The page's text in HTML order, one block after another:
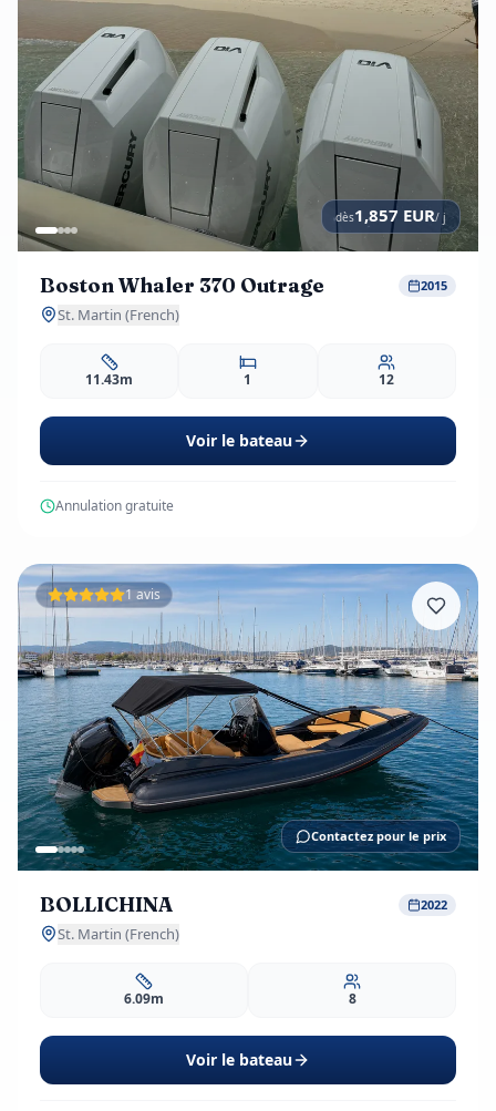
dès1,857 EUR/ j
Boston Whaler 370 Outrage 2015
St. Martin (French)
11.43m 1 12
Voir le bateau
Annulation gratuite
1 avis
Contactez pour le prix
BOLLICHINA 2022
St. Martin (French)
6.09m 8
Voir le bateau